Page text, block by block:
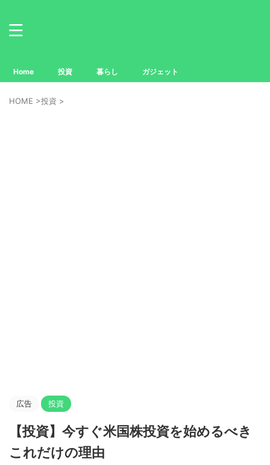
Home 投資 暮らし ガジェット
HOME >投資 >
広告 投資
【投資】今すぐ米国株投資を始めるべき
これだけの理由